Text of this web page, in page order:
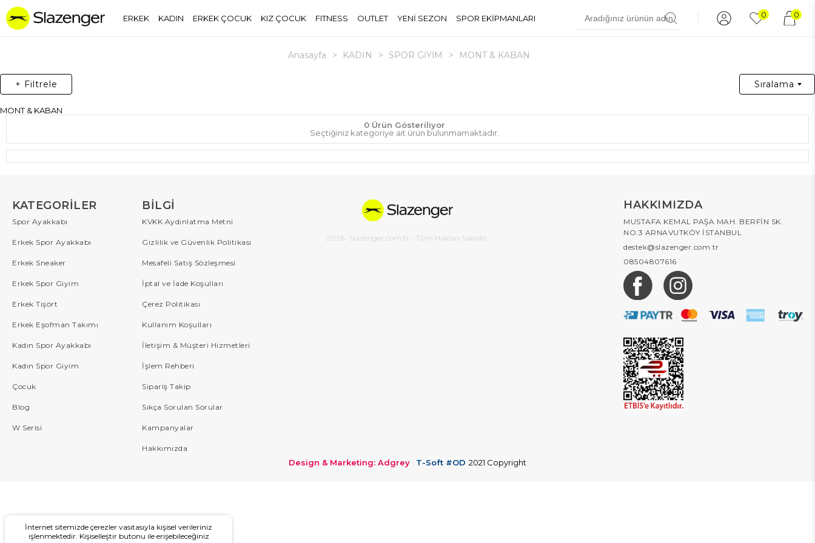
ERKEK KADIN ERKEK ÇOCUK KIZ ÇOCUK FITNESS OUTLET YENİ SEZON SPOR EKİPMANLARI 0 0
Anasayfa > KADIN > SPOR GİYİM > MONT & KABAN
+ Filtrele Sıralama
MONT & KABAN
0 Ürün Gösteriliyor
Seçtiğiniz kategoriye ait ürün bulunmamaktadır.
KATEGORILER
Spor Ayakkabı
Erkek Spor Ayakkabı
Erkek Sneaker
Erkek Spor Giyim
Erkek Tişört
Erkek Eşofman Takımı
Kadın Spor Ayakkabı
Kadın Spor Giyim
Çocuk
Blog
W Serisi
BILGI
KVKK Aydınlatma Metni
Gizlilik ve Güvenlik Politikası
Mesafeli Satış Sözleşmesi
İptal ve İade Koşulları
Çerez Politikası
Kullanım Koşulları
İletişim & Müşteri Hizmetleri
İşlem Rehberi
Sipariş Takip
Sıkça Sorulan Sorular
Kampanyalar
Hakkımızda
2026- Slazenger.com.tr - Tüm Hakları Saklıdır.
HAKKIMIZDA
MUSTAFA KEMAL PAŞA MAH. BERFİN SK.
NO:3 ARNAVUTKÖY İSTANBUL
destek@slazenger.com.tr
08504807616
Design & Marketing: Adgrey T-Soft #OD 2021 Copyright
İnternet sitemizde çerezler vasıtasıyla kişisel verileriniz
işlenmektedir. Kişiselleştir butonu ile erişebileceğiniz